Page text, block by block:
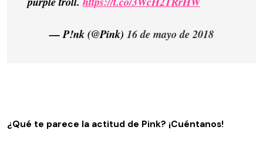
— P!nk (@Pink) 16 de mayo de 2018
¿Qué te parece la actitud de Pink? ¡Cuéntanos!